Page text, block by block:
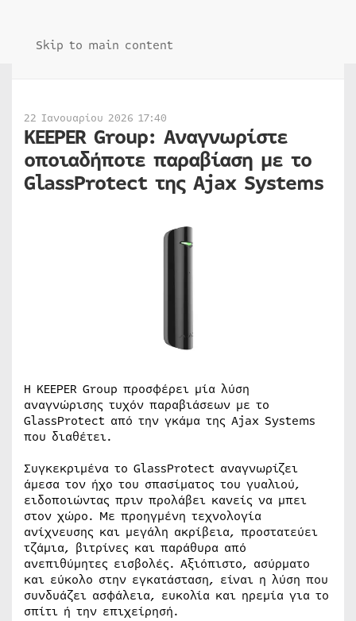
Skip to main content
22 Ιανουαρίου 2026 17:40
KEEPER Group: Αναγνωρίστε
οποιαδήποτε παραβίαση με το
GlassProtect της Ajax Systems
Η KEEPER Group προσφέρει μία λύση
αναγνώρισης τυχόν παραβιάσεων με το
GlassProtect από την γκάμα της Ajax Systems
που διαθέτει.
Συγκεκριμένα το GlassProtect αναγνωρίζει
άμεσα τον ήχο του σπασίματος του γυαλιού,
ειδοποιώντας πριν προλάβει κανείς να μπει
στον χώρο. Με προηγμένη τεχνολογία
ανίχνευσης και μεγάλη ακρίβεια, προστατεύει
τζάμια, βιτρίνες και παράθυρα από
ανεπιθύμητες εισβολές. Αξιόπιστο, ασύρματο
και εύκολο στην εγκατάσταση, είναι η λύση που
συνδυάζει ασφάλεια, ευκολία και ηρεμία για το
σπίτι ή την επιχείρησή.